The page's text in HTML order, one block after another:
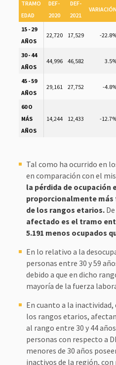
TRAMO
EDAD
DEF-
2020
DEF-
2021
VARIACIÓN
15 - 29
AÑOS
22,720 17,529 -
30 - 44
AÑOS
44,996 46,582
45 - 59
AÑOS
29,161 27,752 -
60 O
MÁS
AÑOS
14,244 12,433 -
Tal como ha ocurrido en
en comparación con el
la pérdida de ocupación
proporcionalmente
de los rangos etarios.De
afectado es el tramo
5.191 menos ocupados
En lo relativo a la
personas entre 30 y 59
debido a que en dicho
mayoría de la fuerza
En cuanto a la
los rangos etarios,
al rango entre 30 y 44
personas con respecto a
menores de 30 años
inactivos de la región, con